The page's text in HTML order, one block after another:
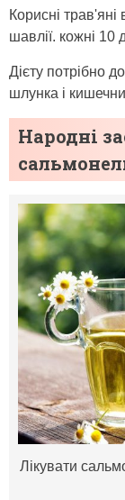
Корисні
шавлії. кожні 10
Дієту потрібно
шлунка і
Народні
Лікувати